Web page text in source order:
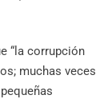
“la corrupción
muchas veces